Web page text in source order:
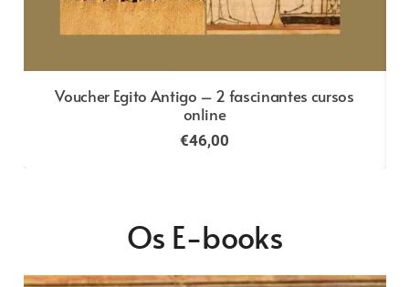
Voucher Egito Antigo – 2 fascinantes cursos
online
€46,00
Os E-books